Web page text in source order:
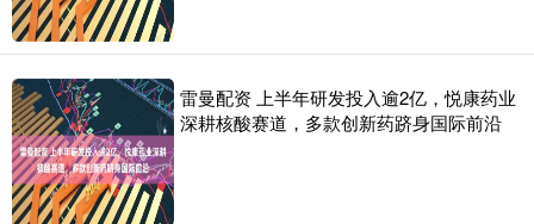
雷曼配资 上半年研发投入逾2亿，悦康药业
深耕核酸赛道，多款创新药跻身国际前沿